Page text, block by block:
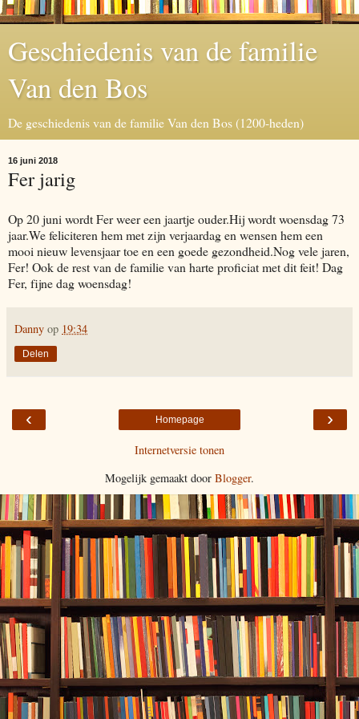
Geschiedenis van de familie
Van den Bos
De geschiedenis van de familie Van den Bos (1200-heden)
16 juni 2018
Fer jarig
Op 20 juni wordt Fer weer een jaartje ouder.Hij wordt woensdag 73
jaar.We feliciteren hem met zijn verjaardag en wensen hem een
mooi nieuw levensjaar toe en een goede gezondheid.Nog vele jaren,
Fer! Ook de rest van de familie van harte proficiat met dit feit! Dag
Fer, fijne dag woensdag!
Danny op 19:34
Delen
‹ ›
Homepage
Internetversie tonen
Mogelijk gemaakt door Blogger.